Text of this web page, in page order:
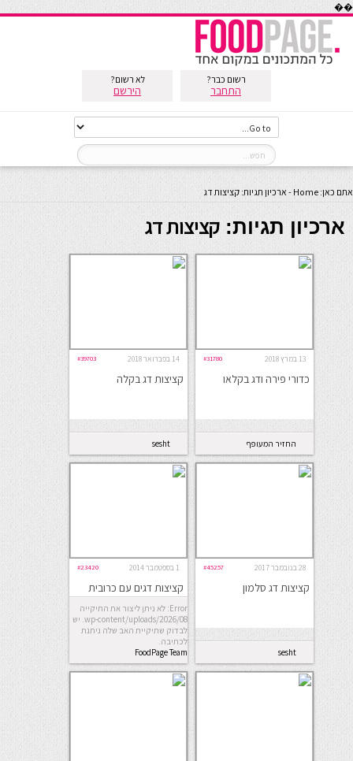
��
רשום כבר?
התחבר
לא רשום?
הירשם
אתם כאן: Home
- ארכיון תגיות: קציצות דג
ארכיון תגיות: קציצות דג
13 במרץ 2018 #31780
כדורי פירה ודג בקלאו
החזיר המעופף
14 בפברואר 2018 #39703
קציצות דג בקלה
sesht
28 בנובמבר 2017 #45257
קציצות דג סלמון
sesht
1 בספטמבר 2014 #23420
קציצות דגים עם כרובית
וקוסקוסError: לא ניתן ליצור את התיקייה
wp-content/uploads/2026/08. יש
לבדוק שתיקיית האב שלה ניתנת
לכתיבה.
FoodPage Team